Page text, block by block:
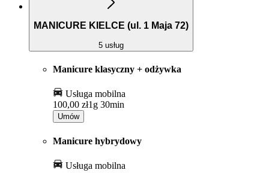
MANICURE KIELCE (ul. 1 Maja 72)
5 usług
Manicure klasyczny + odżywka
Usługa mobilna
100,00 zł1g 30min
Umów
Manicure hybrydowy
Usługa mobilna